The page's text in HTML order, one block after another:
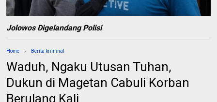
Jolowos Digelandang Polisi
Home Berita kriminal
Waduh, Ngaku Utusan Tuhan,
Dukun di Magetan Cabuli Korban
Berulang Kali